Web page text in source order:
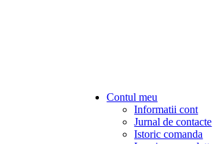
Contul meu
Informatii cont
Jurnal de contacte
Istoric comanda